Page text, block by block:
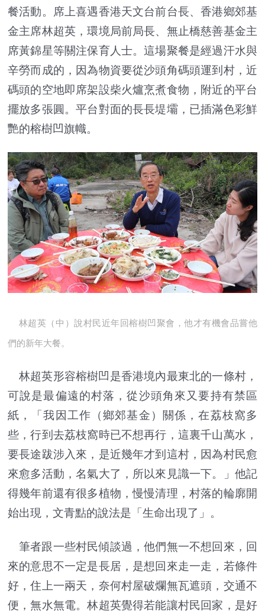
餐活動。席上喜遇香港天文台前台長、香港鄉郊基
金主席林超英，環境局前局長、無止橋慈善基金主
席黃錦星等關注保育人士。這場聚餐是經過汗水與
辛勞而成的，因為物資要從沙頭角碼頭運到村，近
碼頭的空地即席架設柴火爐烹煮食物，附近的平台
擺放多張圓。平台對面的長長堤壩，已插滿色彩鮮
艷的榕樹凹旗幟。
林超英（中）說村民近年回榕樹凹聚會，他才有機會品嘗他
們的新年大餐。
林超英形容榕樹凹是香港境內最東北的一條村，
可說是最偏遠的村落，從沙頭角來又要持有禁區
紙，「我因工作（鄉郊基金）關係，在荔枝窩多
些，行到去荔枝窩時已不想再行，這裏千山萬水，
要長途跋涉入來，是近幾年才到這村，因為村民愈
來愈多活動，名氣大了，所以來見識一下。」他記
得幾年前還有很多植物，慢慢清理，村落的輪廓開
始出現，文青點的說法是「生命出現了」。
筆者跟一些村民傾談過，他們無一不想回來，回
來的意思不一定是長居，是想回來走一走，若條件
好，住上一兩天，奈何村屋破爛無瓦遮頭，交通不
便，無水無電。林超英覺得若能讓村民回家，是好